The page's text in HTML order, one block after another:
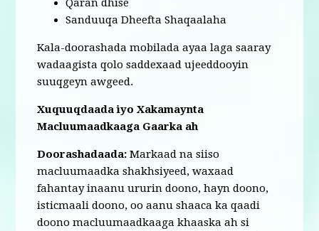
Qaran dhise
Sanduuqa Dheefta Shaqaalaha
Kala-doorashada mobilada ayaa laga saaray
wadaagista qolo saddexaad ujeeddooyin
suuqgeyn awgeed.
Xuquuqdaada iyo Xakamaynta
Macluumaadkaaga Gaarka ah
Doorashadaada: Markaad na siiso
macluumaadka shakhsiyeed, waxaad
fahantay inaanu ururin doono, hayn doono,
isticmaali doono, oo aanu shaaca ka qaadi
doono macluumaadkaaga khaaska ah si